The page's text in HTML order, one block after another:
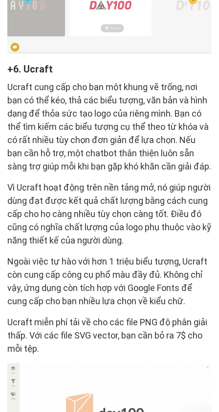
6. Ucraft
Ucraft cung cấp cho bạn một khung vẽ trống, nơi
bạn có thể kéo, thả các biểu tượng, văn bản và hình
dạng để thỏa sức tạo logo của riêng mình. Bạn có
thể tìm kiếm các biểu tượng cụ thể theo từ khóa và
có rất nhiều tùy chọn đơn giản để lựa chọn. Nếu
bạn cần hỗ trợ, một chatbot thân thiện luôn sẵn
sàng trợ giúp mỗi khi bạn gặp khó khăn cần giải đáp.
Vì Ucraft hoạt động trên nền tảng mở, nó giúp người
dùng đạt được kết quả chất lượng bằng cách cung
cấp cho họ càng nhiều tùy chọn càng tốt. Điều đó
cũng có nghĩa chất lượng của logo phụ thuộc vào kỹ
năng thiết kế của người dùng.
Ngoài việc tự hào với hơn 1 triệu biểu tượng, Ucraft
còn cung cấp công cụ phổ màu đầy đủ. Không chỉ
vậy, ứng dụng còn tích hợp với Google Fonts để
cung cấp cho bạn nhiều lựa chọn về kiểu chữ.
Ucraft miễn phí tải về cho các file PNG độ phân giải
thấp. Với các file SVG vector, bạn cần bỏ ra 7$ cho
mỗi tệp.